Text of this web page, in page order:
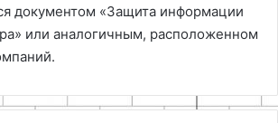
документом «Защита информации
или аналогичным, расположенном